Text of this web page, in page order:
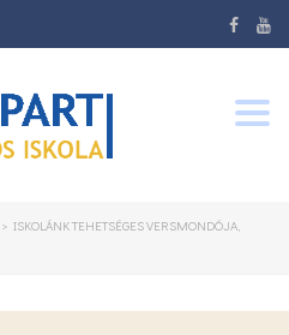
> ISKOLÁNK TEHETSÉGES VERSMONDÓJA,